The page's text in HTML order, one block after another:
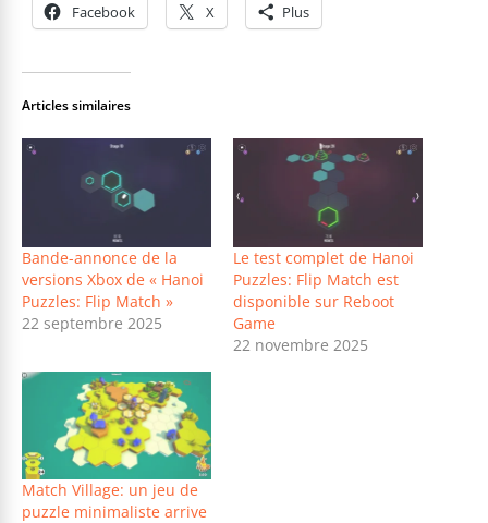
Facebook X Plus
Articles similaires
Bande-annonce de la
versions Xbox de « Hanoi
Puzzles: Flip Match »
22 septembre 2025
Le test complet de Hanoi
Puzzles: Flip Match est
disponible sur Reboot
Game
22 novembre 2025
Match Village: un jeu de
puzzle minimaliste arrive